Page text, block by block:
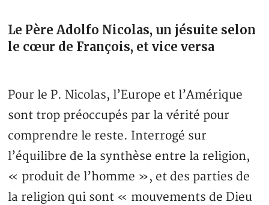
Le Père Adolfo Nicolas, un jésuite selon
le cœur de François, et vice versa
Pour le P. Nicolas, l’Europe et l’Amérique
sont trop préoccupés par la vérité pour
comprendre le reste. Interrogé sur
l’équilibre de la synthèse entre la religion,
« produit de l’homme », et des parties de
la religion qui sont « mouvements de Dieu